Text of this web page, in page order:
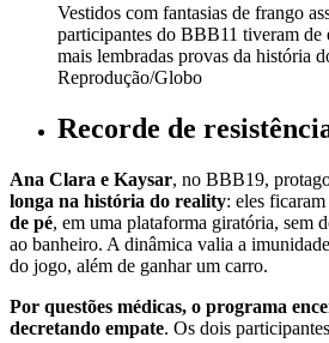
Vestidos com fantasias de frango
participantes do BBB11 tiveram de
mais lembradas provas da história
Reprodução/Globo
Recorde de
Ana Clara e Kaysar, no BBB19,
longa na história do reality: eles ficaram
de pé, em uma plataforma giratória, sem
ao banheiro. A dinâmica valia a
do jogo, além de ganhar um carro.
Por questões médicas, o programa
decretando empate. Os dois